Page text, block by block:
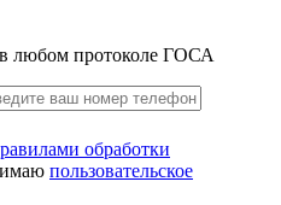
любом протоколе ГОСА
обработки
пользовательское